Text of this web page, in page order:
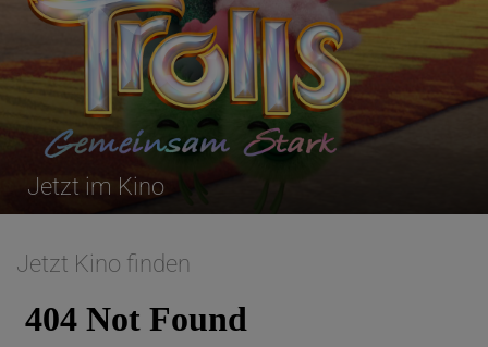
Jetzt im Kino
Jetzt Kino finden